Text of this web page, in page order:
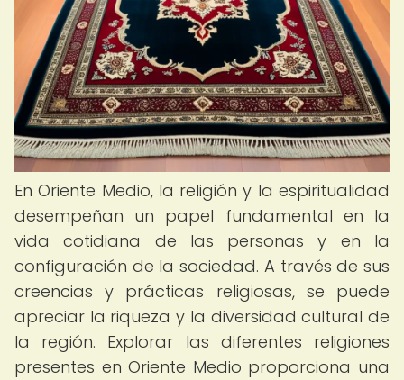
En Oriente Medio, la religión y la espiritualidad
desempeñan un papel fundamental en la
vida cotidiana de las personas y en la
configuración de la sociedad. A través de sus
creencias y prácticas religiosas, se puede
apreciar la riqueza y la diversidad cultural de
la región. Explorar las diferentes religiones
presentes en Oriente Medio proporciona una